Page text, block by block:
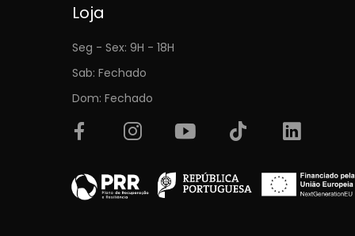
Loja
Seg - Sex: 9H - 18H
Sab: Fechado
Dom: Fechado